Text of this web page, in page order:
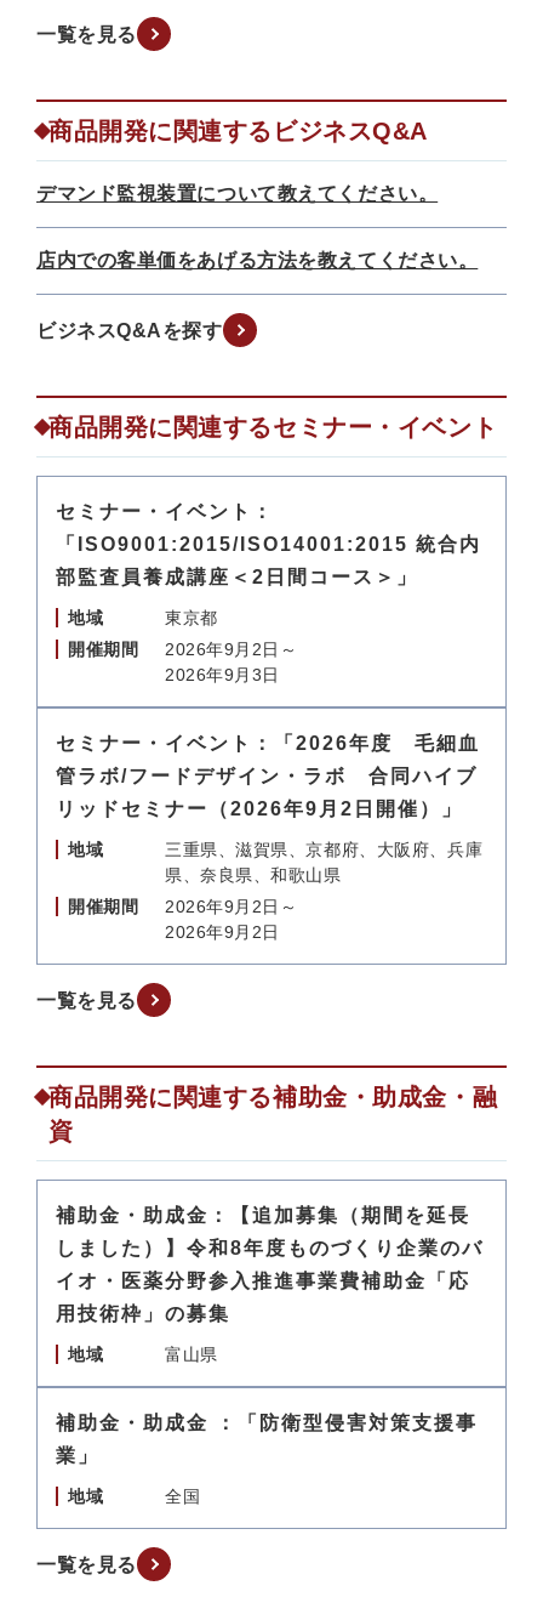
一覧を見る
商品開発に関連するビジネスQ&A
デマンド監視装置について教えてください。
店内での客単価をあげる方法を教えてください。
ビジネスQ&Aを探す
商品開発に関連するセミナー・イベント
セミナー・イベント：
「ISO9001:2015/ISO14001:2015 統合内
部監査員養成講座＜2日間コース＞」
地域
東京都
開催期間
2026年9月2日～
2026年9月3日
セミナー・イベント：「2026年度 毛細血
管ラボ/フードデザイン・ラボ 合同ハイブ
リッドセミナー（2026年9月2日開催）」
地域
三重県、滋賀県、京都府、大阪府、兵庫
県、奈良県、和歌山県
開催期間
2026年9月2日～
2026年9月2日
一覧を見る
商品開発に関連する補助金・助成金・融
資
補助金・助成金：【追加募集（期間を延長
しました）】令和8年度ものづくり企業のバ
イオ・医薬分野参入推進事業費補助金「応
用技術枠」の募集
地域 富山県
補助金・助成金 ：「防衛型侵害対策支援事
業」
地域 全国
一覧を見る